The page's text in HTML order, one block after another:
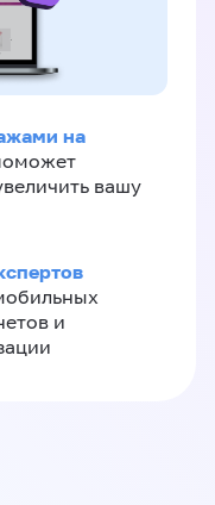
на
вашу
и